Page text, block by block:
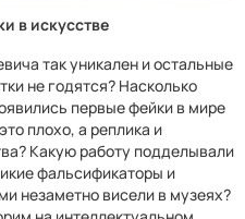
в искусстве
так уникален и остальные
не годятся? Насколько
первые фейки в мире
плохо, а реплика и
Какую работу подделывали
фальсификаторы и
незаметно висели в музеях?